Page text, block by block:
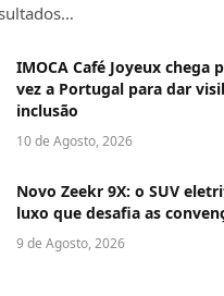
IMOCA Café Joyeux chega
vez a Portugal para dar
inclusão
10 de Agosto, 2026
Novo Zeekr 9X: o SUV
luxo que desafia as
9 de Agosto, 2026